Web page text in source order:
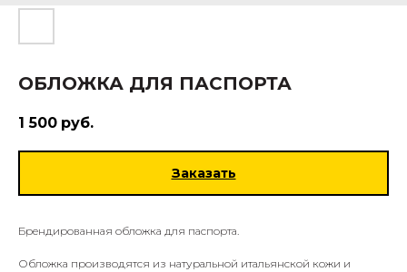
ОБЛОЖКА ДЛЯ ПАСПОРТА
1 500 руб.
Заказать
Брендированная обложка для паспорта.
Обложка производятся из натуральной итальянской кожи и